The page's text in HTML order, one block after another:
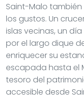
Saint-Malo
los gustos. Un
islas vecinas, un
por el largo dique
enriquecer su
escapada hasta el
tesoro del
accesible desde